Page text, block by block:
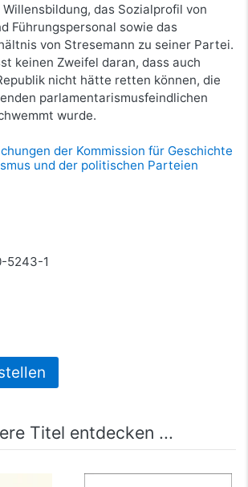
das Sozialprofil von
Führungspersonal sowie das
von Stresemann zu seiner Partei.
keinen Zweifel daran, dass auch
nicht hätte retten können, die
parlamentarismusfeindlichen
wurde.
der Kommission für Geschichte
und der politischen Parteien
5243-1
Titel entdecken ...